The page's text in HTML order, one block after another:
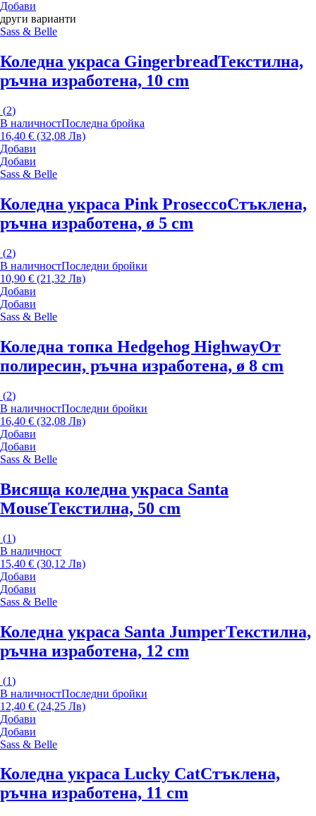
Добави
други варианти
Sass & Belle
Коледна украса GingerbreadТекстилна,
ръчна изработена, 10 cm
(2)
В наличностПоследна бройка
16,40 € (32,08 Лв)
Добави
Добави
Sass & Belle
Коледна украса Pink ProseccoСтъклена,
ръчна изработена, ø 5 cm
(2)
В наличностПоследни бройки
10,90 € (21,32 Лв)
Добави
Добави
Sass & Belle
Коледна топка Hedgehog HighwayОт
полиресин, ръчна изработена, ø 8 cm
(2)
В наличностПоследни бройки
16,40 € (32,08 Лв)
Добави
Добави
Sass & Belle
Висяща коледна украса Santa
MouseТекстилна, 50 cm
(1)
В наличност
15,40 € (30,12 Лв)
Добави
Добави
Sass & Belle
Коледна украса Santa JumperТекстилна,
ръчна изработена, 12 cm
(1)
В наличностПоследни бройки
12,40 € (24,25 Лв)
Добави
Добави
Sass & Belle
Коледна украса Lucky CatСтъклена,
ръчна изработена, 11 cm